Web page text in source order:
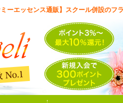
ーエッセンス通販】スクール併設の